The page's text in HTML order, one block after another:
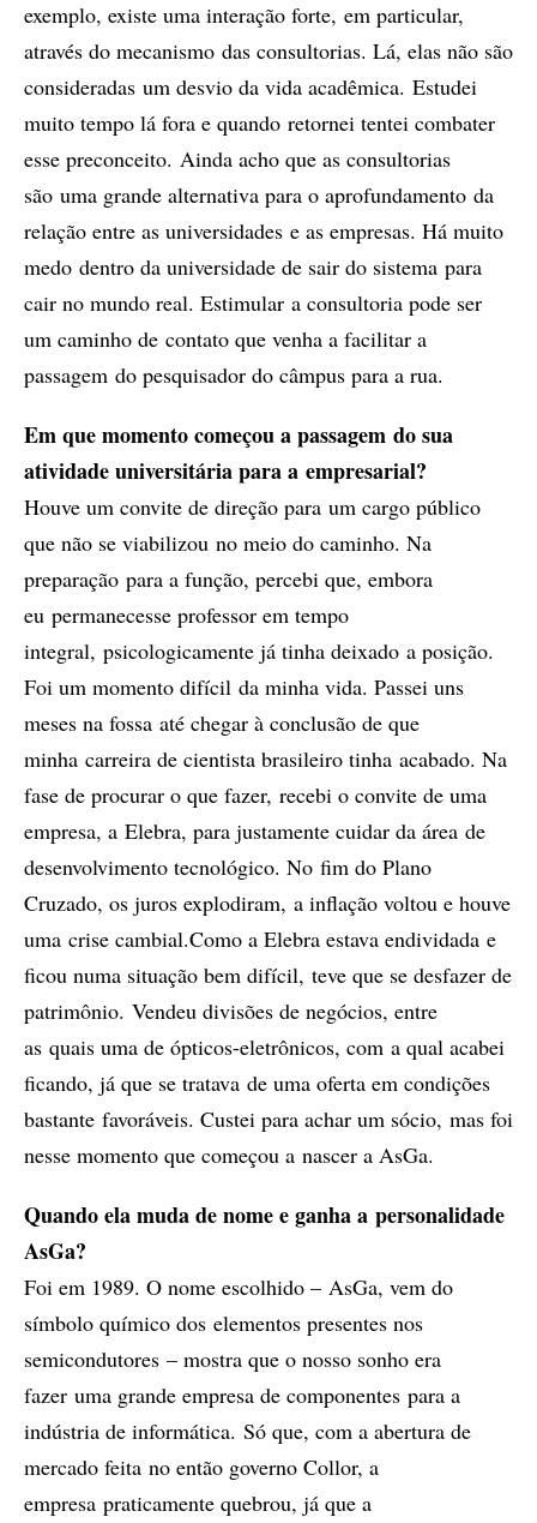
exemplo, existe uma interação forte, em particular,
através do mecanismo das consultorias. Lá, elas não são
consideradas um desvio da vida acadêmica. Estudei
muito tempo lá fora e quando retornei tentei combater
esse preconceito. Ainda acho que as consultorias
são uma grande alternativa para o aprofundamento da
relação entre as universidades e as empresas. Há muito
medo dentro da universidade de sair do sistema para
cair no mundo real. Estimular a consultoria pode ser
um caminho de contato que venha a facilitar a
passagem do pesquisador do câmpus para a rua.
Em que momento começou a passagem do sua
atividade universitária para a empresarial?
Houve um convite de direção para um cargo público
que não se viabilizou no meio do caminho. Na
preparação para a função, percebi que, embora
eu permanecesse professor em tempo
integral, psicologicamente já tinha deixado a posição.
Foi um momento difícil da minha vida. Passei uns
meses na fossa até chegar à conclusão de que
minha carreira de cientista brasileiro tinha acabado. Na
fase de procurar o que fazer, recebi o convite de uma
empresa, a Elebra, para justamente cuidar da área de
desenvolvimento tecnológico. No fim do Plano
Cruzado, os juros explodiram, a inflação voltou e houve
uma crise cambial.Como a Elebra estava endividada e
ficou numa situação bem difícil, teve que se desfazer de
patrimônio. Vendeu divisões de negócios, entre
as quais uma de ópticos-eletrônicos, com a qual acabei
ficando, já que se tratava de uma oferta em condições
bastante favoráveis. Custei para achar um sócio, mas foi
nesse momento que começou a nascer a AsGa.
Quando ela muda de nome e ganha a personalidade
AsGa?
Foi em 1989. O nome escolhido – AsGa, vem do
símbolo químico dos elementos presentes nos
semicondutores – mostra que o nosso sonho era
fazer uma grande empresa de componentes para a
indústria de informática. Só que, com a abertura de
mercado feita no então governo Collor, a
empresa praticamente quebrou, já que a